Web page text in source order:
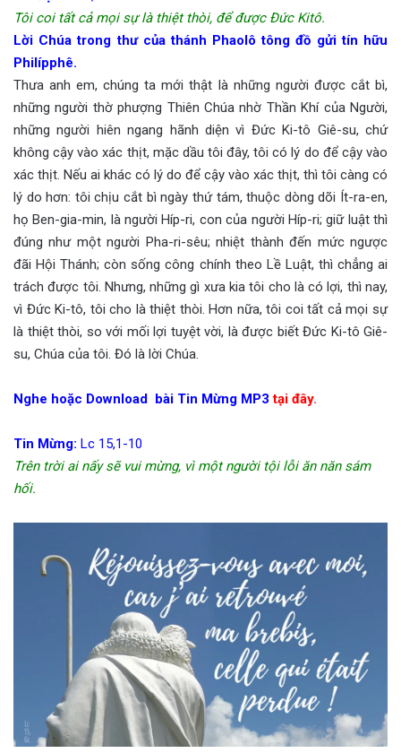
Tôi coi tất cả mọi sự là thiệt thòi, để được Đức Kitô.
Lời Chúa trong thư của thánh Phaolô tông đồ gửi tín hữu
Philípphê.
Thưa anh em, chúng ta mới thật là những người được cắt bì,
những người thờ phượng Thiên Chúa nhờ Thần Khí của Người,
những người hiên ngang hãnh diện vì Đức Ki-tô Giê-su, chứ
không cậy vào xác thịt, mặc dầu tôi đây, tôi có lý do để cậy vào
xác thịt. Nếu ai khác có lý do để cậy vào xác thịt, thì tôi càng có
lý do hơn: tôi chịu cắt bì ngày thứ tám, thuộc dòng dõi Ít-ra-en,
họ Ben-gia-min, là người Híp-ri, con của người Híp-ri; giữ luật thì
đúng như một người Pha-ri-sêu; nhiệt thành đến mức ngược
đãi Hội Thánh; còn sống công chính theo Lề Luật, thì chẳng ai
trách được tôi. Nhưng, những gì xưa kia tôi cho là có lợi, thì nay,
vì Đức Ki-tô, tôi cho là thiệt thòi. Hơn nữa, tôi coi tất cả mọi sự
là thiệt thòi, so với mối lợi tuyệt vời, là được biết Đức Ki-tô Giê-
su, Chúa của tôi. Đó là lời Chúa.
Nghe hoặc Download bài Tin Mừng MP3 tại đây.
Tin Mừng: Lc 15,1-10
Trên trời ai nấy sẽ vui mừng, vì một người tội lỗi ăn năn sám
hối.